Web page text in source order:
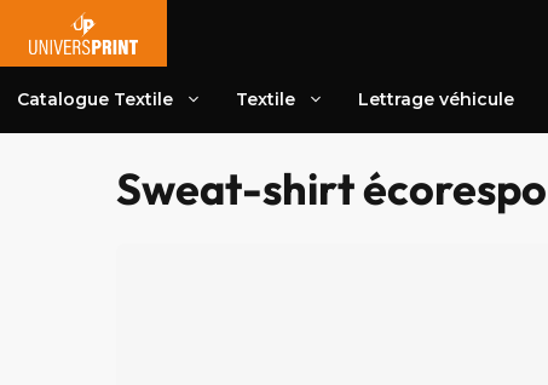
contenu
Catalogue Textile Textile Lettrage véhicule
Sweat-shirt